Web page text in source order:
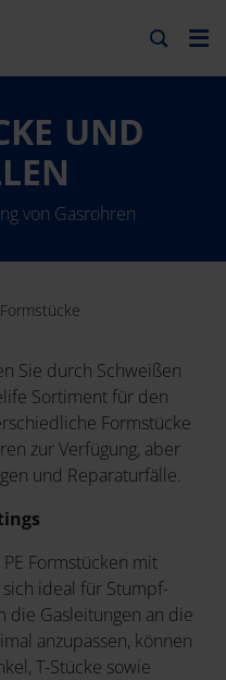
UND
von Gasrohren
Formstücke
Sie durch Schweißen
Sortiment für den
Formstücke
zur Verfügung, aber
und Reparaturfälle.
Formstücken mit
ideal für Stumpf-
die Gasleitungen an die
anzupassen, können
T-Stücke sowie